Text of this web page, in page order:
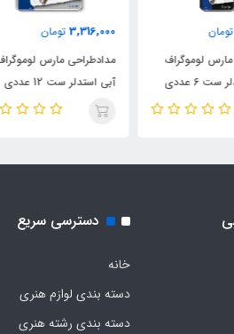
لوموگراف
6 عددی
3,316,000 تومان
مدادطراحی مارس لوموگراف
آبی استدلر ست 12 عددی
دسترسی سریع
خانه
دسته بندی لوازم هنری
دسته بندی رشته هنری